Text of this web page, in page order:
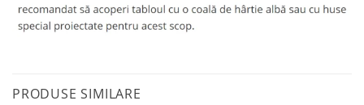
PRODUSE SIMILARE